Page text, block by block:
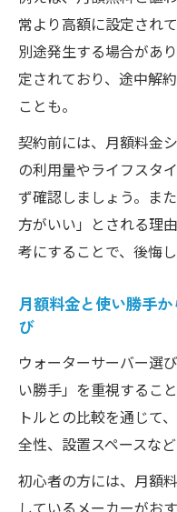
常より高額に設定され
別途発生する場合があ
定されており、途中解
ことも。
契約前には、月額料金
の利用量やライフスタ
ず確認しましょう。ま
方がいい」とされる理
考にすることで、後悔
月額料金と使い勝手
び
ウォーターサーバー選
い勝手」を重視するこ
トルとの比較を通じて
全性、設置スペースな
初心者の方には、月額
しているメーカーがお